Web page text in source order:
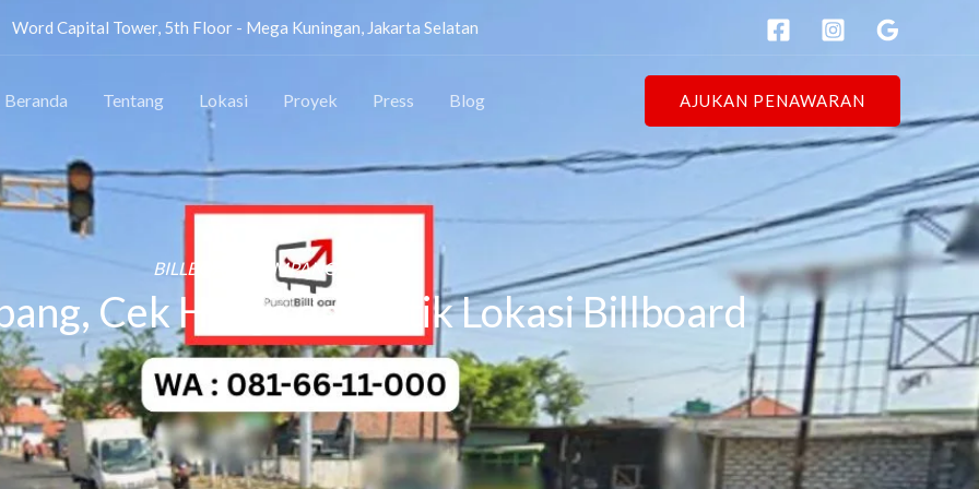
Word Capital Tower, 5th Floor - Mega Kuningan, Jakarta Selatan
Beranda Tentang Lokasi Proyek Press Blog AJUKAN PENAWARAN
BILLBOARD SAMPANG
Cek Harga dan Titik Lokasi Billboard